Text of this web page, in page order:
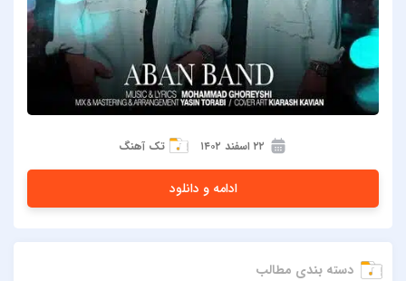
۲۲ اسفند ۱۴۰۲ تک آهنگ
ادامه و دانلود
دسته بندی مطالب